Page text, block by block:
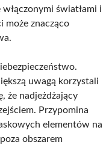
światłami i
może znacząco
uwagą korzystali
że nadjeżdżający
Przypomina
elementów na
obszarem